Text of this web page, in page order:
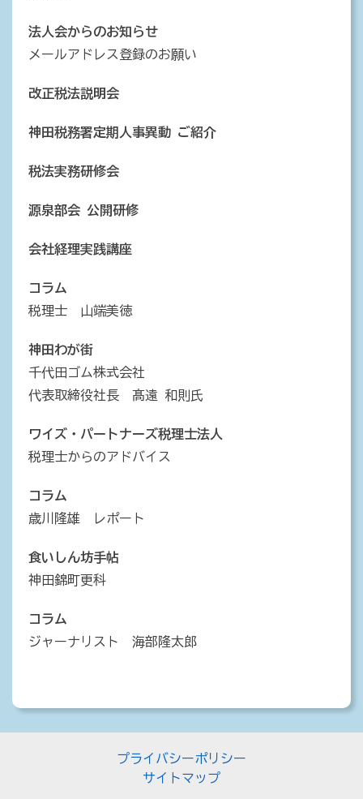
法人会からのお知らせ
メールアドレス登録のお願い
改正税法説明会
神田税務署定期人事異動 ご紹介
税法実務研修会
源泉部会 公開研修
会社経理実践講座
コラム
税理士 山端美徳
神田わが街
千代田ゴム株式会社
代表取締役社長 髙遠 和則氏
ワイズ・パートナーズ税理士法人
税理士からのアドバイス
コラム
歳川隆雄 レポート
食いしん坊手帖
神田錦町更科
コラム
ジャーナリスト 海部隆太郎
プライバシーポリシー
サイトマップ